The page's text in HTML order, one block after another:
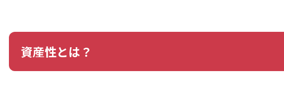
資産性とは？